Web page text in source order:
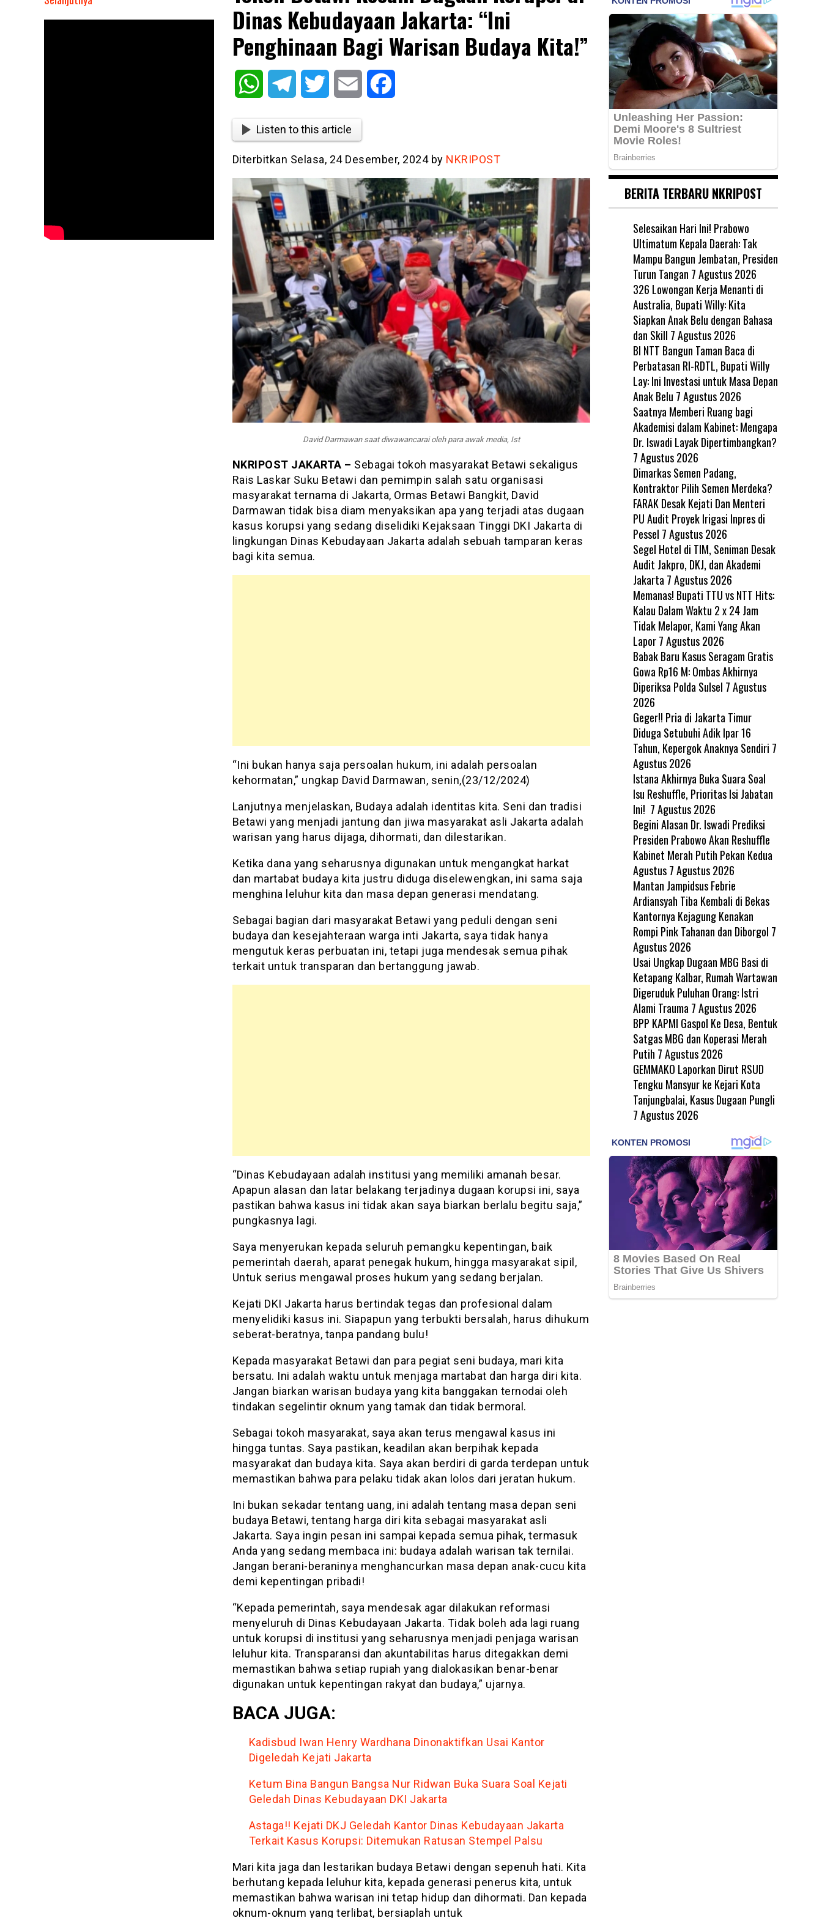
Dinas Kebudayaan Jakarta: “Ini
Penghinaan Bagi Warisan Budaya Kita!”
WhatsAppTelegram Twitter Email
Listen to this article
Diterbitkan Selasa, 24 Desember, 2024 by NKRIPOST
David Darmawan saat diwawancarai oleh para awak media, Ist
NKRIPOST JAKARTA – Sebagai tokoh masyarakat Betawi sekaligus
Rais Laskar Suku Betawi dan pemimpin salah satu organisasi
masyarakat ternama di Jakarta, Ormas Betawi Bangkit, David
Darmawan tidak bisa diam menyaksikan apa yang terjadi atas dugaan
kasus korupsi yang sedang diselidiki Kejaksaan Tinggi DKI Jakarta di
lingkungan Dinas Kebudayaan Jakarta adalah sebuah tamparan keras
bagi kita semua.
“Ini bukan hanya saja persoalan hukum, ini adalah persoalan
kehormatan,” ungkap David Darmawan, senin,(23/12/2024)
Lanjutnya menjelaskan, Budaya adalah identitas kita. Seni dan tradisi
Betawi yang menjadi jantung dan jiwa masyarakat asli Jakarta adalah
warisan yang harus dijaga, dihormati, dan dilestarikan.
Ketika dana yang seharusnya digunakan untuk mengangkat harkat
dan martabat budaya kita justru diduga diselewengkan, ini sama saja
menghina leluhur kita dan masa depan generasi mendatang.
Sebagai bagian dari masyarakat Betawi yang peduli dengan seni
budaya dan kesejahteraan warga inti Jakarta, saya tidak hanya
mengutuk keras perbuatan ini, tetapi juga mendesak semua pihak
terkait untuk transparan dan bertanggung jawab.
“Dinas Kebudayaan adalah institusi yang memiliki amanah besar.
Apapun alasan dan latar belakang terjadinya dugaan korupsi ini, saya
pastikan bahwa kasus ini tidak akan saya biarkan berlalu begitu saja,”
pungkasnya lagi.
Saya menyerukan kepada seluruh pemangku kepentingan, baik
pemerintah daerah, aparat penegak hukum, hingga masyarakat sipil,
Untuk serius mengawal proses hukum yang sedang berjalan.
Kejati DKI Jakarta harus bertindak tegas dan profesional dalam
menyelidiki kasus ini. Siapapun yang terbukti bersalah, harus dihukum
seberat-beratnya, tanpa pandang bulu!
Kepada masyarakat Betawi dan para pegiat seni budaya, mari kita
bersatu. Ini adalah waktu untuk menjaga martabat dan harga diri kita.
Jangan biarkan warisan budaya yang kita banggakan ternodai oleh
tindakan segelintir oknum yang tamak dan tidak bermoral.
Sebagai tokoh masyarakat, saya akan terus mengawal kasus ini
hingga tuntas. Saya pastikan, keadilan akan berpihak kepada
masyarakat dan budaya kita. Saya akan berdiri di garda terdepan untuk
memastikan bahwa para pelaku tidak akan lolos dari jeratan hukum.
Ini bukan sekadar tentang uang, ini adalah tentang masa depan seni
budaya Betawi, tentang harga diri kita sebagai masyarakat asli
Jakarta. Saya ingin pesan ini sampai kepada semua pihak, termasuk
Anda yang sedang membaca ini: budaya adalah warisan tak ternilai.
Jangan berani-beraninya menghancurkan masa depan anak-cucu kita
demi kepentingan pribadi!
“Kepada pemerintah, saya mendesak agar dilakukan reformasi
menyeluruh di Dinas Kebudayaan Jakarta. Tidak boleh ada lagi ruang
untuk korupsi di institusi yang seharusnya menjadi penjaga warisan
leluhur kita. Transparansi dan akuntabilitas harus ditegakkan demi
memastikan bahwa setiap rupiah yang dialokasikan benar-benar
digunakan untuk kepentingan rakyat dan budaya,” ujarnya.
BACA JUGA:
Kadisbud Iwan Henry Wardhana Dinonaktifkan Usai Kantor
Digeledah Kejati Jakarta
Ketum Bina Bangun Bangsa Nur Ridwan Buka Suara Soal Kejati
Geledah Dinas Kebudayaan DKI Jakarta
Astaga!! Kejati DKJ Geledah Kantor Dinas Kebudayaan Jakarta
Terkait Kasus Korupsi: Ditemukan Ratusan Stempel Palsu
Mari kita jaga dan lestarikan budaya Betawi dengan sepenuh hati. Kita
berhutang kepada leluhur kita, kepada generasi penerus kita, untuk
memastikan bahwa warisan ini tetap hidup dan dihormati. Dan kepada
oknum-oknum yang terlibat, bersiaplah untuk
BERITA TERBARU NKRIPOST
Selesaikan Hari Ini! Prabowo
Ultimatum Kepala Daerah: Tak
Mampu Bangun Jembatan, Presiden
Turun Tangan 7 Agustus 2026
326 Lowongan Kerja Menanti di
Australia, Bupati Willy: Kita
Siapkan Anak Belu dengan Bahasa
dan Skill 7 Agustus 2026
BI NTT Bangun Taman Baca di
Perbatasan RI-RDTL, Bupati Willy
Lay: Ini Investasi untuk Masa Depan
Anak Belu 7 Agustus 2026
Saatnya Memberi Ruang bagi
Akademisi dalam Kabinet: Mengapa
Dr. Iswadi Layak Dipertimbangkan?
7 Agustus 2026
Dimarkas Semen Padang,
Kontraktor Pilih Semen Merdeka?
FARAK Desak Kejati Dan Menteri
PU Audit Proyek Irigasi Inpres di
Pessel 7 Agustus 2026
Segel Hotel di TIM, Seniman Desak
Audit Jakpro, DKJ, dan Akademi
Jakarta 7 Agustus 2026
Memanas! Bupati TTU vs NTT Hits:
Kalau Dalam Waktu 2 x 24 Jam
Tidak Melapor, Kami Yang Akan
Lapor 7 Agustus 2026
Babak Baru Kasus Seragam Gratis
Gowa Rp16 M: Ombas Akhirnya
Diperiksa Polda Sulsel 7 Agustus
2026
Geger!! Pria di Jakarta Timur
Diduga Setubuhi Adik Ipar 16
Tahun, Kepergok Anaknya Sendiri 7
Agustus 2026
Istana Akhirnya Buka Suara Soal
Isu Reshuffle, Prioritas Isi Jabatan
Ini! 7 Agustus 2026
Begini Alasan Dr. Iswadi Prediksi
Presiden Prabowo Akan Reshuffle
Kabinet Merah Putih Pekan Kedua
Agustus 7 Agustus 2026
Mantan Jampidsus Febrie
Ardiansyah Tiba Kembali di Bekas
Kantornya Kejagung Kenakan
Rompi Pink Tahanan dan Diborgol 7
Agustus 2026
Usai Ungkap Dugaan MBG Basi di
Ketapang Kalbar, Rumah Wartawan
Digeruduk Puluhan Orang: Istri
Alami Trauma 7 Agustus 2026
BPP KAPMI Gaspol Ke Desa, Bentuk
Satgas MBG dan Koperasi Merah
Putih 7 Agustus 2026
GEMMAKO Laporkan Dirut RSUD
Tengku Mansyur ke Kejari Kota
Tanjungbalai, Kasus Dugaan Pungli
7 Agustus 2026